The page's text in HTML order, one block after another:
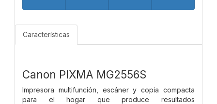
Características
Canon PIXMA MG2556S
Impresora multifunción, escáner y copia compacta
para el hogar que produce resultados